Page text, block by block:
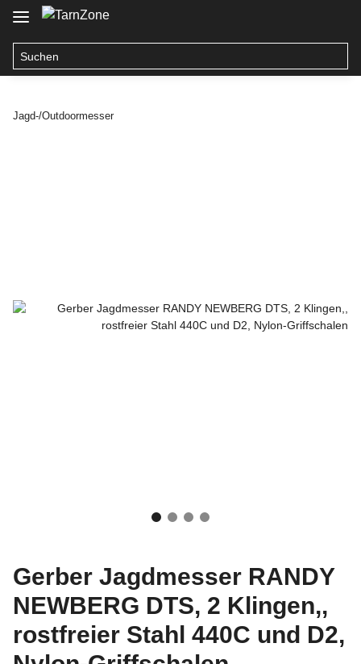
Jagd-/Outdoormesser
Gerber Jagdmesser RANDY
NEWBERG DTS, 2 Klingen,,
rostfreier Stahl 440C und D2,